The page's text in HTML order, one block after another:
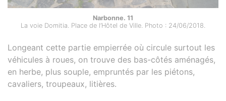
Narbonne. 11
La voie Domitia. Place de l’Hôtel de Ville. Photo : 24/06/2018.
Longeant cette partie empierrée où circule surtout les
véhicules à roues, on trouve des bas-côtés aménagés,
en herbe, plus souple, empruntés par les piétons,
cavaliers, troupeaux, litières.